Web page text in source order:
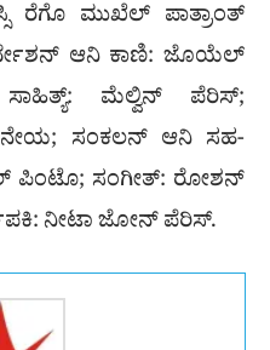
ಮುಖೆಲ್ ಪಾತ್ರಾಂತ್
ಆನಿ ಕಾಣಿ: ಜೊಯೆಲ್
ಮೆಲ್ವಿನ್ ಪೆರಿಸ್;
ಸಂಕಲನ್ ಆನಿ ಸಹ-
ಸಂಗೀತ್: ರೋಶನ್
ನೀಟಾ ಜೋನ್ ಪೆರಿಸ್.